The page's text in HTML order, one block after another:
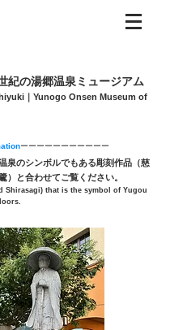
紀の湯郷温泉ミュージアム
｜Yunogo Onsen Museum of
ーーーーーーーーーーー
泉のシンボルでもある彫刻作品（慈
）と合わせてご覧ください。
Shirasagi) that is the symbol of Yugou